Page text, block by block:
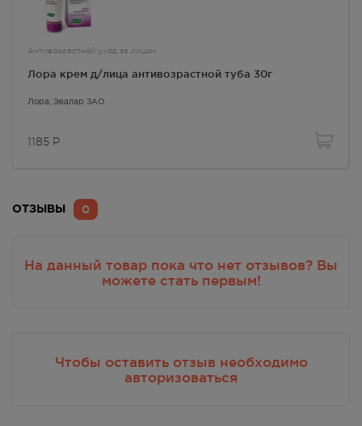
Антивозрастной уход за лицом
Лора крем д/лица антивозрастной туба 30г
Лора , Эвалар ЗАО
1185 Р
0
ОТЗЫВЫ
Чтобы оставить отзыв необходимо
авторизоваться
На данный товар пока что нет отзывов? Вы
можете стать первым!